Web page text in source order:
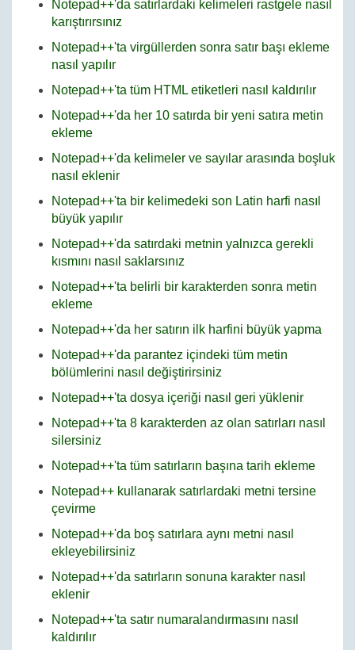
Notepad++'da satırlardaki kelimeleri rastgele nasıl
karıştırırsınız
Notepad++'ta virgüllerden sonra satır başı ekleme
nasıl yapılır
Notepad++'ta tüm HTML etiketleri nasıl kaldırılır
Notepad++'da her 10 satırda bir yeni satıra metin
ekleme
Notepad++'da kelimeler ve sayılar arasında boşluk
nasıl eklenir
Notepad++'ta bir kelimedeki son Latin harfi nasıl
büyük yapılır
Notepad++'da satırdaki metnin yalnızca gerekli
kısmını nasıl saklarsınız
Notepad++'ta belirli bir karakterden sonra metin
ekleme
Notepad++'da her satırın ilk harfini büyük yapma
Notepad++'da parantez içindeki tüm metin
bölümlerini nasıl değiştirirsiniz
Notepad++'ta dosya içeriği nasıl geri yüklenir
Notepad++'ta 8 karakterden az olan satırları nasıl
silersiniz
Notepad++'ta tüm satırların başına tarih ekleme
Notepad++ kullanarak satırlardaki metni tersine
çevirme
Notepad++'da boş satırlara aynı metni nasıl
ekleyebilirsiniz
Notepad++'da satırların sonuna karakter nasıl
eklenir
Notepad++'ta satır numaralandırmasını nasıl
kaldırılır